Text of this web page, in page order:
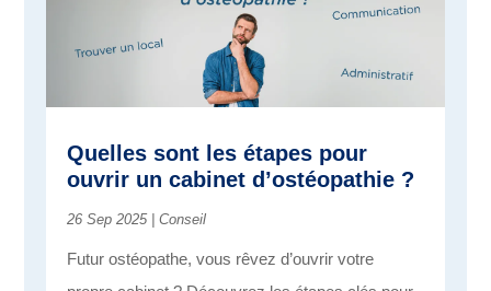
Quelles sont les étapes pour
ouvrir un cabinet d’ostéopathie ?
26 Sep 2025|Conseil
Futur ostéopathe, vous rêvez d’ouvrir votre